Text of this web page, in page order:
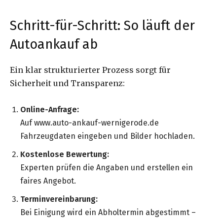
Schritt-für-Schritt: So läuft der
Autoankauf ab
Ein klar strukturierter Prozess sorgt für
Sicherheit und Transparenz:
Online-Anfrage:
Auf www.auto-ankauf-wernigerode.de
Fahrzeugdaten eingeben und Bilder hochladen.
Kostenlose Bewertung:
Experten prüfen die Angaben und erstellen ein
faires Angebot.
Terminvereinbarung:
Bei Einigung wird ein Abholtermin abgestimmt –